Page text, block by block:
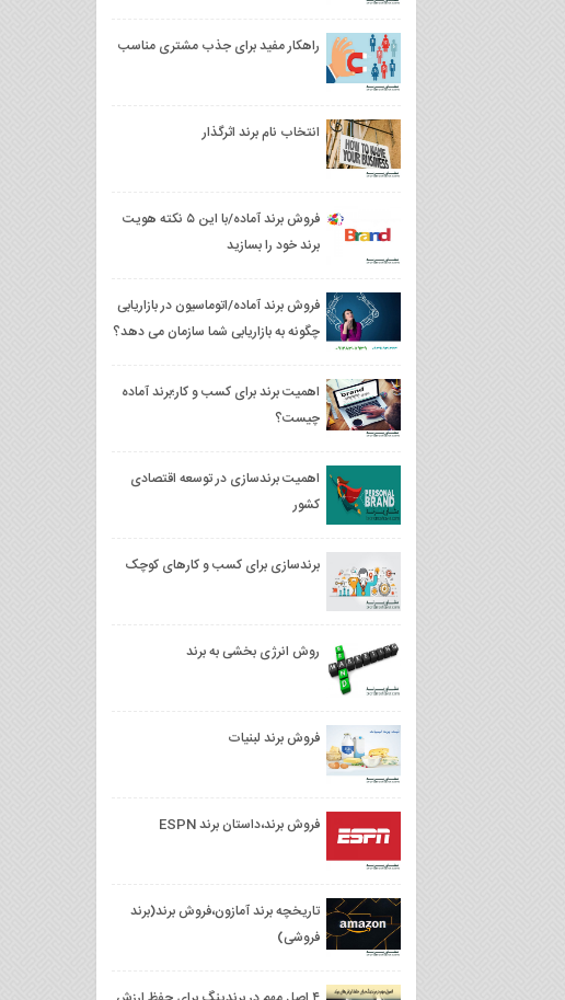
راهکار مفید برای جذب مشتری مناسب
انتخاب نام برند اثرگذار
فروش برند آماده/با این ۵ نکته هویت
برند خود را بسازید
فروش برند آماده/اتوماسیون در بازاریابی
چگونه به بازاریابی شما سازمان می‌ دهد؟
اهمیت برند برای کسب و کار؛برند آماده
چیست؟
اهمیت برندسازی در توسعه اقتصادی
کشور
برندسازی برای کسب‌ و کارهای کوچک
روش انرژی بخشی به برند
فروش برند لبنیات
فروش برند،داستان برند ESPN
تاریخچه برند آمازون،فروش برند(برند
فروشی)